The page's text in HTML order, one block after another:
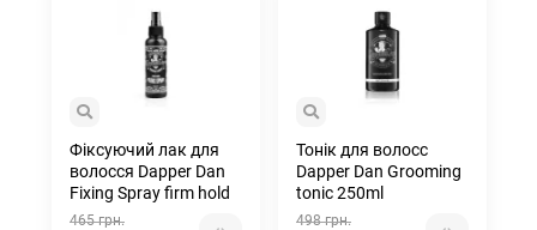
Фіксуючий лак для
волосся Dapper Dan
Fixing Spray firm hold
125ml
465 грн.
Тонік для волосс
Dapper Dan Grooming
tonic 250ml
498 грн.